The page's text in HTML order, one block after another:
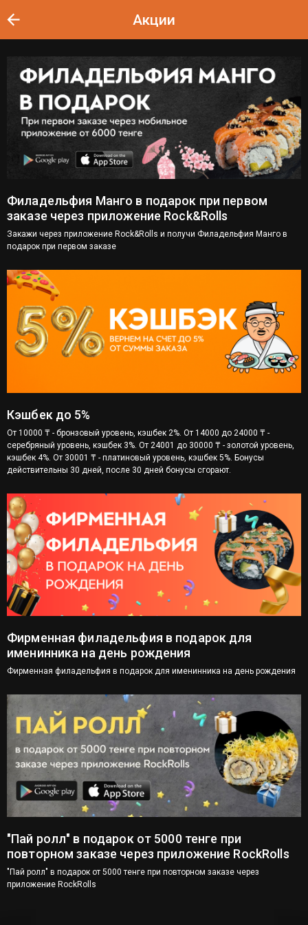
arrow_back Акции
Филадельфия Манго в подарок при первом
заказе через приложение Rock&Rolls
Закажи через приложение Rock&Rolls и получи Филадельфия Манго в
подарок при первом заказе
Кэшбек до 5%
От 10000 ₸ - бронзовый уровень, кэшбек 2%. От 14000 до 24000 ₸ -
серебряный уровень, кэшбек 3%. От 24001 до 30000 ₸ - золотой уровень,
кэшбек 4%. От 30001 ₸ - платиновый уровень, кэшбек 5%. Бонусы
действительны 30 дней, после 30 дней бонусы сгорают.
Фирменная филадельфия в подарок для
именинника на день рождения
Фирменная филадельфия в подарок для именинника на день рождения
"Пай ролл" в подарок от 5000 тенге при
повторном заказе через приложение RockRolls
"Пай ролл" в подарок от 5000 тенге при повторном заказе через
приложение RockRolls